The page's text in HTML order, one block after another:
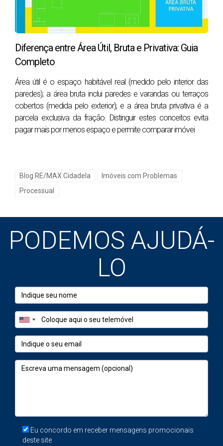
simplesmente desafogar a casa principal.
Áreas de Lazer Cobertas/Fechadas:
ou até piscinas cobertas. Transformam o exterior num
prolongamento da casa, permitindo o usufruto
Estúdios, Quartos de Hóspedes ou Anexos
Independentes: Com casa de banho e/ou
kitchenette, estes anexos oferecem uma
versatilidade incrível. Podem ser usados para alojar
familiares, como escritório, atelier ou até para
profissionais liberais ou quem trabalha a partir de
casa, um espaço dedicado e separado da habitação
do Comprador
legalizados, podem ter um impacto significativo na
Funcionalidade Acrescentada:
para necessidades específicas dos compradores
(espaço para hobbies, trabalho, arrumação).
Versatilidade:Permitem diferentes usos, adaptando-
se a diversos estilos de vida e fases da vida familiar.
Potencial de Rentabilização:
imóvel com anexos bem aproveitados destaca-se da
concorrência.
A Importância da Perspetiva: De "Problema" a
Diferença entre Área Útil, Bruta e Privativa: Guia
Completo
Área útil é o espaço habitável real (medido pelo interior das
paredes); a área bruta inclui paredes e varandas ou terraços
cobertos (medida pelo exterior); e a área bruta privativa é a
parcela exclusiva da fração. Distinguir estes conceitos evita
pagar mais por menos espaço e permite comparar imóvei
Blog RE/MAX Cidadela
Imóveis com Problemas
Processual
PODEMOS AJUDÁ-
LO
Eu concordo em receber mensagens promocionais
deste site